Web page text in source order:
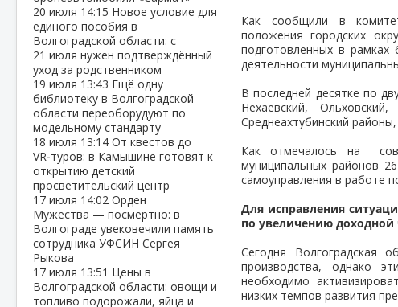
20 июля 14:15 Новое условие для
единого пособия в
Волгоградской области: с
21 июля нужен подтверждённый
уход за родственником
19 июля 13:43 Ещё одну
библиотеку в Волгоградской
области переоборудуют по
модельному стандарту
18 июля 13:14 От квестов до
VR‑туров: в Камышине готовят к
открытию детский
просветительский центр
17 июля 14:02 Орден
Мужества — посмертно: в
Волгограде увековечили память
сотрудника УФСИН Сергея
Рыкова
17 июля 13:51 Цены в
Волгоградской области: овощи и
топливо подорожали, яйца и
Как сообщили в
положения городских
подготовленных в
деятельности
В последней десятке по
Нехаевский,
Среднеахтубинский
Как отмечалось на
муниципальных районов
самоуправления в работе
Для исправления
по увеличению
Сегодня Волгоградская
производства, однако
необходимо
низких темпов развития